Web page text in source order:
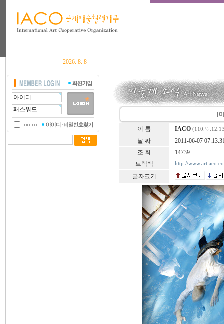
2026. 8. 8
[
이 름 IACO
날 짜
2011-06-07
조 회
14739
트랙백
http://
글자크기